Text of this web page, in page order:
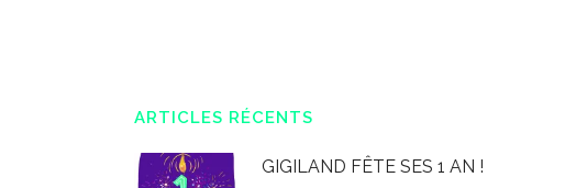
ARTICLES RÉCENTS
GIGILAND FÊTE SES 1 AN !